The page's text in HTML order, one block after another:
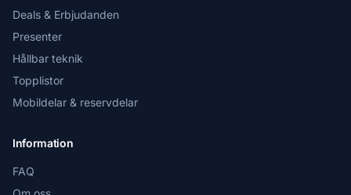
Deals & Erbjudanden
Presenter
Hållbar teknik
Topplistor
Mobildelar & reservdelar
Information
FAQ